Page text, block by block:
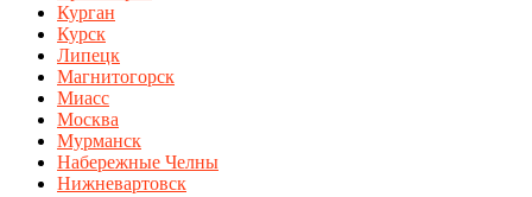
Курган
Курск
Липецк
Магнитогорск
Миасс
Москва
Мурманск
Набережные Челны
Нижневартовск